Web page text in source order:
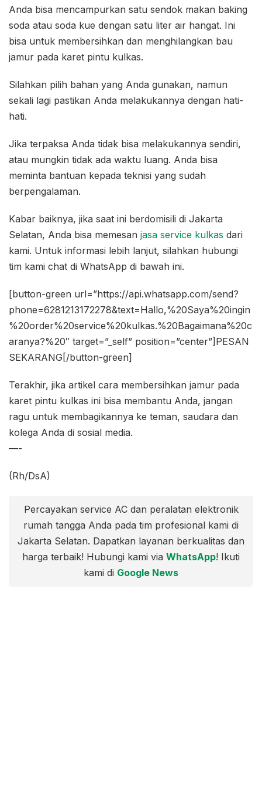
Anda bisa mencampurkan satu sendok makan baking
soda atau soda kue dengan satu liter air hangat. Ini
bisa untuk membersihkan dan menghilangkan bau
jamur pada karet pintu kulkas.
Silahkan pilih bahan yang Anda gunakan, namun
sekali lagi pastikan Anda melakukannya dengan hati-
hati.
Jika terpaksa Anda tidak bisa melakukannya sendiri,
atau mungkin tidak ada waktu luang. Anda bisa
meminta bantuan kepada teknisi yang sudah
berpengalaman.
Kabar baiknya, jika saat ini berdomisili di Jakarta
Selatan, Anda bisa memesan jasa service kulkas dari
kami. Untuk informasi lebih lanjut, silahkan hubungi
tim kami chat di WhatsApp di bawah ini.
[button-green url=”https://api.whatsapp.com/send?
phone=6281213172278&text=Hallo,%20Saya%20ingin
%20order%20service%20kulkas.%20Bagaimana%20c
aranya?%20″ target=”_self” position=”center”]PESAN
SEKARANG[/button-green]
Terakhir, jika artikel cara membersihkan jamur pada
karet pintu kulkas ini bisa membantu Anda, jangan
ragu untuk membagikannya ke teman, saudara dan
kolega Anda di sosial media.
—-
(Rh/DsA)
Percayakan service AC dan peralatan elektronik
rumah tangga Anda pada tim profesional kami di
Jakarta Selatan. Dapatkan layanan berkualitas dan
harga terbaik! Hubungi kami via WhatsApp! Ikuti
kami di Google News